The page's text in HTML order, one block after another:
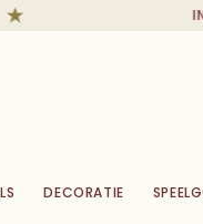
IN
DECORATIE